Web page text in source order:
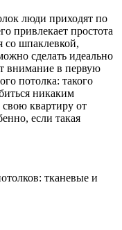
люди приходят по
привлекает простота
со шпаклевкой,
сделать идеально
внимание в первую
потолка: такого
никаким
квартиру от
если такая